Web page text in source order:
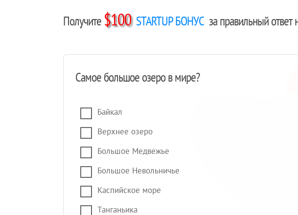
Получите $100 STARTUP БОНУС за правильный ответ
Самое большое озеро в мире?
Байкал
Верхнее озеро
Большое Медвежье
Большое Невольничье
Каспийское море
Танганьика